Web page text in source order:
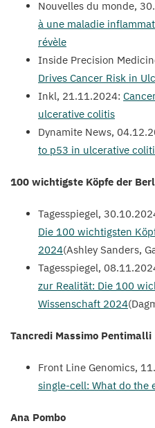
Nouvelles du monde, 30.
à une maladie
révèle
Inside Precision
Drives Cancer Risk in
Inkl, 21.11.2024:
ulcerative colitis
Dynamite News, 04.12.
to p53 in ulcerative
100 wichtigste Köpfe der
Tagesspiegel, 30.10.
Die 100 wichtigsten
2024(Ashley Sanders,
Tagesspiegel, 08.11.
zur Realität: Die 100
Wissenschaft 2024
Tancredi Massimo Pentimalli
Front Line Genomics, 11.
single-cell: What do the
Ana Pombo